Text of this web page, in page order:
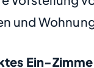
und
Ein-